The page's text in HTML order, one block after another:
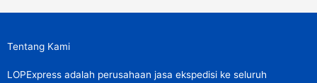
Tentang Kami
LOPExpress adalah perusahaan jasa ekspedisi ke seluruh